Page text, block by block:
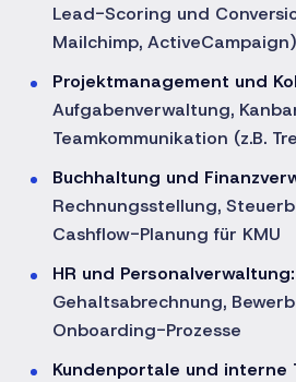
Lead-Scoring und
Mailchimp, ActiveCampaign)
Projektmanagement und
Aufgabenverwaltung,
Teamkommunikation (z.B.
Buchhaltung und
Rechnungsstellung,
Cashflow-Planung für KMU
HR und Personalverwaltung:
Gehaltsabrechnung,
Onboarding-Prozesse
Kundenportale und interne